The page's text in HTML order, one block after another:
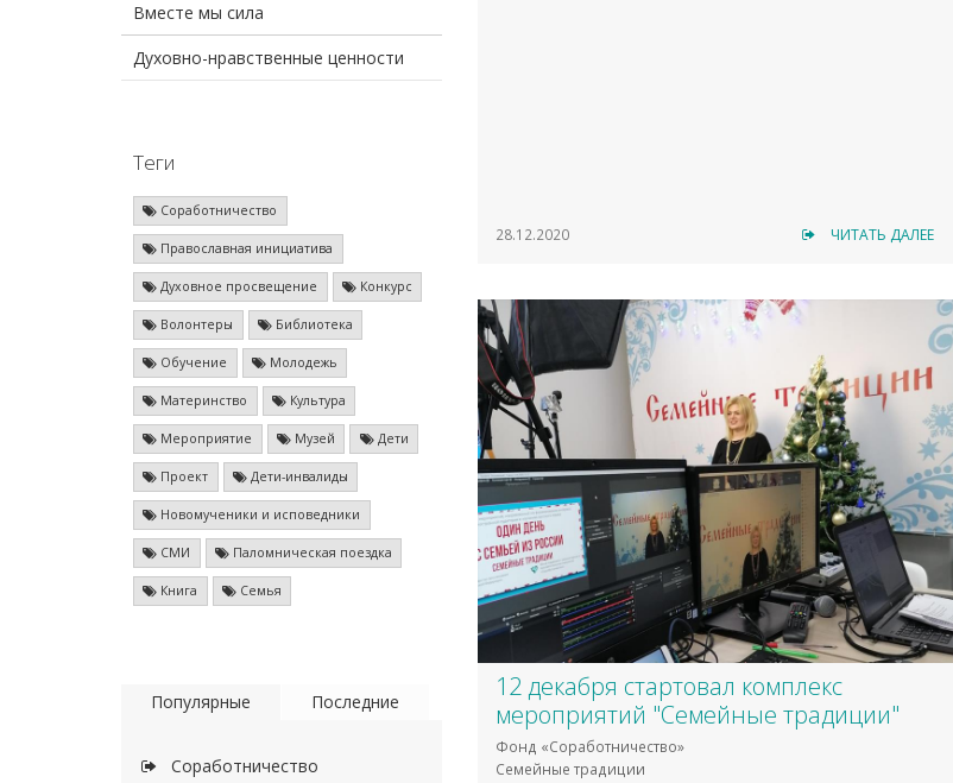
Вместе мы сила
Духовно-нравственные ценности
Теги
Соработничество
Православная инициатива
Духовное просвещение Конкурс
Волонтеры Библиотека
Обучение Молодежь
Материнство Культура
Мероприятие Музей Дети
Проект Дети-инвалиды
Новомученики и исповедники
СМИ Паломническая поездка
Книга Семья
Популярные Последние
Соработничество
28.12.2020 ЧИТАТЬ ДАЛЕЕ
12 декабря стартовал комплекс
мероприятий "Семейные традиции"
Фонд «Соработничество»
Семейные традиции